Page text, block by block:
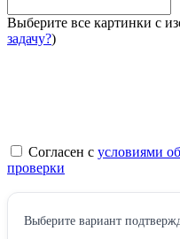
Выберите все картинки с
задачу?)
Согласен с условиями
проверки
Выберите вариант